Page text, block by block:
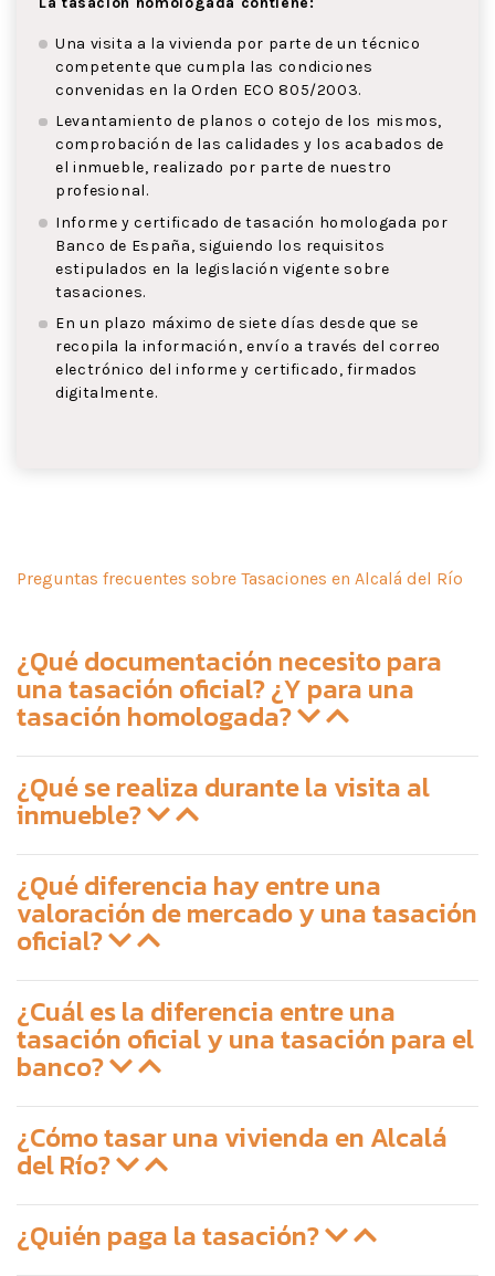
Una visita a la vivienda por parte de un técnico
competente que cumpla las condiciones
convenidas en la Orden ECO 805/2003.
Levantamiento de planos o cotejo de los mismos,
comprobación de las calidades y los acabados de
el inmueble, realizado por parte de nuestro
profesional.
Informe y certificado de tasación homologada por
Banco de España, siguiendo los requisitos
estipulados en la legislación vigente sobre
tasaciones.
En un plazo máximo de siete días desde que se
recopila la información, envío a través del correo
electrónico del informe y certificado, firmados
digitalmente.
Preguntas frecuentes sobre Tasaciones en Alcalá del Río
¿Qué documentación necesito para
una tasación oficial? ¿Y para una
tasación homologada?
¿Qué se realiza durante la visita al
inmueble?
¿Qué diferencia hay entre una
valoración de mercado y una tasación
oficial?
¿Cuál es la diferencia entre una
tasación oficial y una tasación para el
banco?
¿Cómo tasar una vivienda en Alcalá
del Río?
¿Quién paga la tasación?